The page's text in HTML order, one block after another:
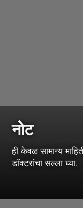
नोट
ही केवळ सामान्य
डॉक्टरांचा सल्ला घ्या.